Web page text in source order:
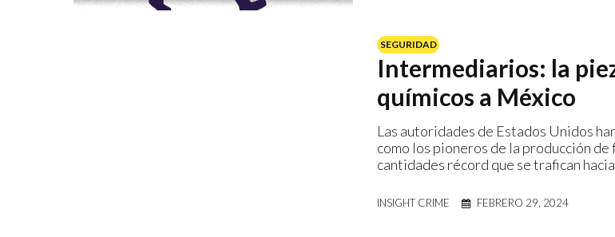
SEGURIDAD
Intermediarios: la
químicos a México
Las autoridades de Estados Unidos
como los pioneros de la producción
cantidades récord que se trafican
INSIGHT CRIME FEBRERO 29, 2024